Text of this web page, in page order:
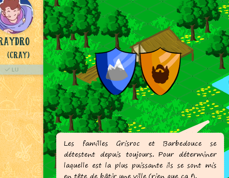
(Cray)
LU